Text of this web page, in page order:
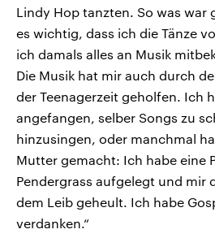
Lindy Hop tanzten. So was war
es wichtig, dass ich die Tänze
ich damals alles an Musik
Die Musik hat mir auch durch
der Teenagerzeit geholfen. Ich
angefangen, selber Songs zu
hinzusingen, oder manchmal
Mutter gemacht: Ich habe eine
Pendergrass aufgelegt und mir
dem Leib geheult. Ich habe
verdanken.“